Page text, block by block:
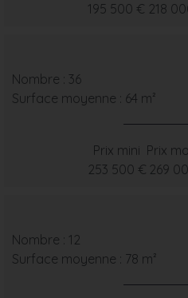
195 500 € 218
Nombre : 36
Surface moyenne : 64 m²
Prix mini
253 500 €
Prix
269
Nombre : 12
Surface moyenne : 78 m²